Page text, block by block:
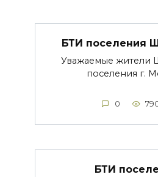
БТИ поселения
Уважаемые жители
поселения г.
0
БТИ